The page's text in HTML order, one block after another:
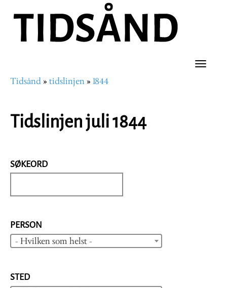
hovedinnhold
Toggle
Navigasjonssti
Tidsånd tidslinjen 1844
Tidslinjen juli 1844
SØKEORD
PERSON
- Hvilken som helst -
STED